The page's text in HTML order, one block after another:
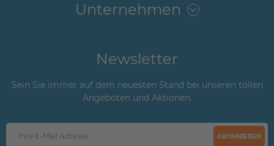
Unternehmen
Newsletter
Sein Sie immer auf dem neuesten Stand bei unseren tollen
Angeboten und Aktionen.
ABONNIEREN